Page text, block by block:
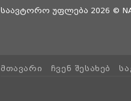
საავტორო უფლება 2026 ©
ᲛᲗᲐᲕᲐᲠᲘ ᲩᲕᲔᲜ ᲨᲔᲡᲐᲮᲔᲑ